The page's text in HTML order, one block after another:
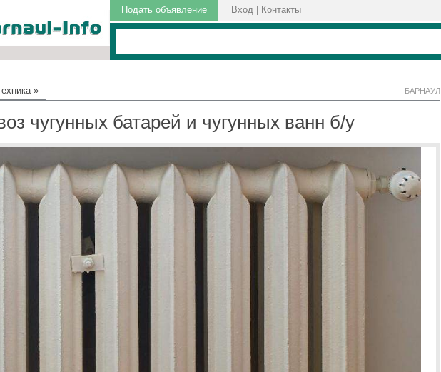
Подать объявление Вход Контакты
» БАРНАУЛ
чугунных батарей и чугунных ванн б/у